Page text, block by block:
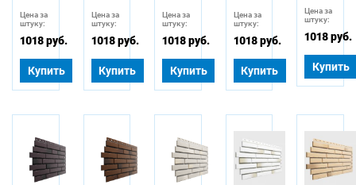
Цена за
штуку:
1018 руб.
Купить
Цена за
штуку:
1018 руб.
Купить
Цена за
штуку:
1018 руб.
Купить
Цена за
штуку:
1018 руб.
Купить
Цена за
штуку:
1018 руб.
Купить